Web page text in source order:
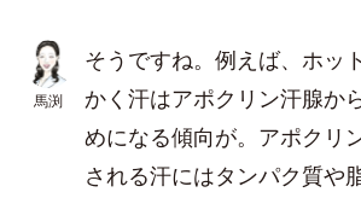
馬渕
そうですね。例えば、ホッ
かく汗はアポクリン汗腺か
めになる傾向が。アポクリ
される汗にはタンパク質や